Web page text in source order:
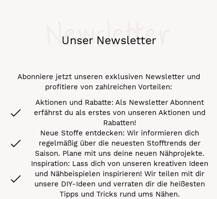
Unser Newsletter
Newsletter
Abonniere jetzt unseren exklusiven Newsletter und
profitiere von zahlreichen Vorteilen:
Aktionen und Rabatte: Als Newsletter Abonnent
erfährst du als erstes von unseren Aktionen und
Rabatten!
Neue Stoffe entdecken: Wir informieren dich
regelmäßig über die neuesten Stofftrends der
Saison. Plane mit uns deine neuen Nähprojekte.
Inspiration: Lass dich von unseren kreativen Ideen
und Nähbeispielen inspirieren! Wir teilen mit dir
unsere DIY-Ideen und verraten dir die heißesten
Tipps und Tricks rund ums Nähen.